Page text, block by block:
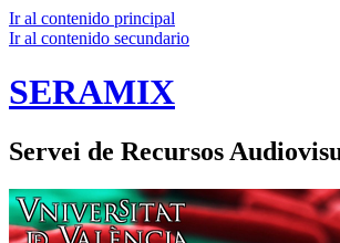
Ir al contenido principal
Ir al contenido secundario
SERAMIX
Servei de Recursos